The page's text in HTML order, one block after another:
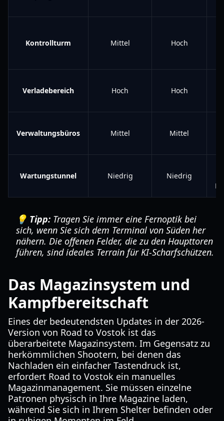
Kontrollturm Mittel
Hoch
Verladebereich Hoch Hoch
Verwaltungsbüros Mittel Mittel
Wartungstunnel Niedrig
Niedrig
💡 Tipp: Tragen Sie immer eine Fernoptik bei
sich, wenn Sie sich dem Terminal von Süden her
nähern. Die offenen Felder, die zu den Haupttoren
führen, sind ideales Terrain für KI-Scharfschützen.
Das Magazinsystem und
Kampfbereitschaft
Eines der bedeutendsten Updates in der 2026-
Version von Road to Vostok ist das
überarbeitete Magazinsystem. Im Gegensatz zu
herkömmlichen Shootern, bei denen das
Nachladen ein einfacher Tastendruck ist,
erfordert Road to Vostok ein manuelles
Magazinmanagement. Sie müssen einzelne
Patronen physisch in Ihre Magazine laden,
während Sie sich in Ihrem Shelter befinden oder